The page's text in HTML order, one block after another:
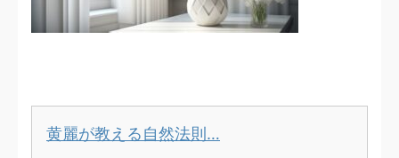
黄麗が教える自然法則…